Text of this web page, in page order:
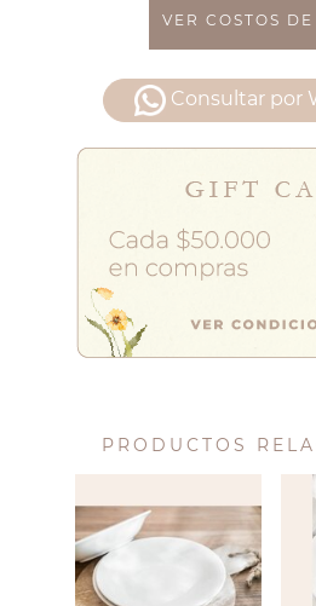
VER COSTOS
Consultar por
PRODUCTOS